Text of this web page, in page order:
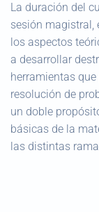
La duración del
sesión magistral,
los aspectos
a desarrollar
herramientas
resolución de
un doble
básicas de la
las distintas